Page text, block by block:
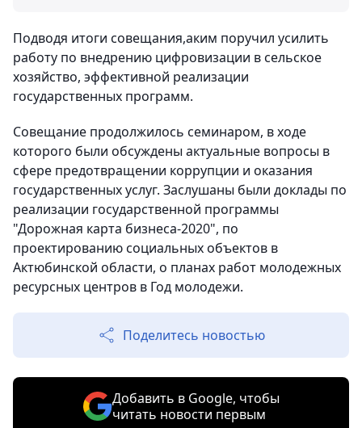
Подводя итоги совещания,аким поручил усилить
работу по внедрению цифровизации в сельское
хозяйство, эффективной реализации
государственных программ.
Совещание продолжилось семинаром, в ходе
которого были обсуждены актуальные вопросы в
сфере предотвращении коррупции и оказания
государственных услуг. Заслушаны были доклады по
реализации государственной программы
"Дорожная карта бизнеса-2020", по
проектированию социальных объектов в
Актюбинской области, о планах работ молодежных
ресурсных центров в Год молодежи.
Поделитесь новостью
Добавить в Google, чтобы
читать новости первым